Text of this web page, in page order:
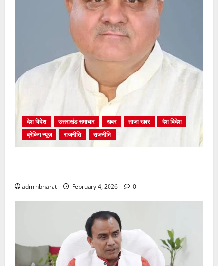
देश विदेश उत्तराखंड समाचार खबर ताजा खबर
देश विदेश
ब्रेकिंग न्यूज़
राजनीति राजनीति
adminbharat February 4, 2026 0